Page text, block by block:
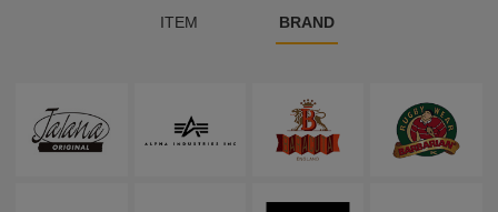
ITEM BRAND